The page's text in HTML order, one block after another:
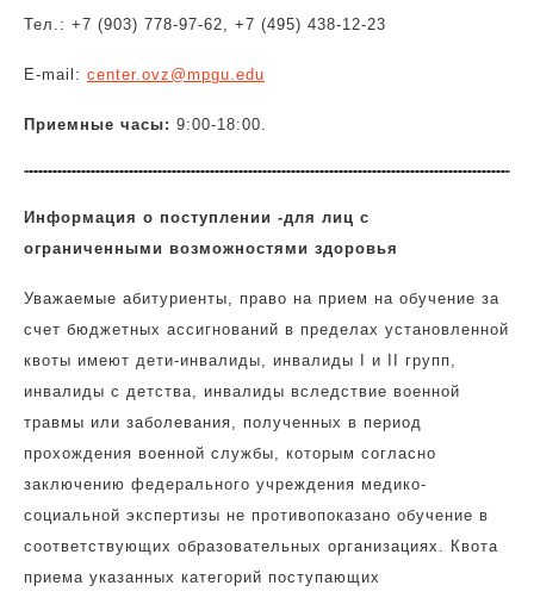
Тел.: +7 (903) 778-97-62, +7 (495) 438-12-23
E-mail: center.ovz@mpgu.edu
Приемные часы: 9:00-18:00.
Информация о поступлении -для лиц с
ограниченными возможностями здоровья
Уважаемые абитуриенты, право на прием на обучение за
счет бюджетных ассигнований в пределах установленной
квоты имеют дети-инвалиды, инвалиды I и II групп,
инвалиды с детства, инвалиды вследствие военной
травмы или заболевания, полученных в период
прохождения военной службы, которым согласно
заключению федерального учреждения медико-
социальной экспертизы не противопоказано обучение в
соответствующих образовательных организациях. Квота
приема указанных категорий поступающих